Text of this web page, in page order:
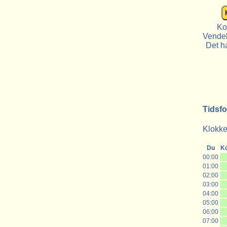
Det
Du
00:00
01:00
02:00
03:00
04:00
05:00
06:00
07:00